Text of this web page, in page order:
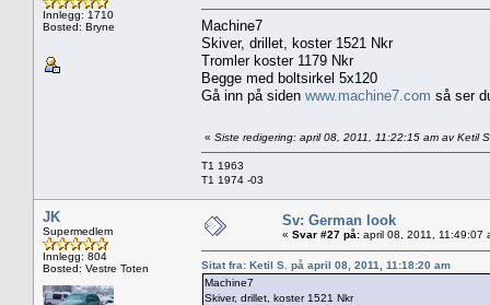
Innlegg: 1710
Bosted: Bryne
Machine7
Skiver, drillet, koster 1521 Nkr
Tromler koster 1179 Nkr
Begge med boltsirkel 5x120
Gå inn på siden www.machine7.com så ser
« Siste redigering: april 08, 2011, 11:22:15 am av Ketil
T1 1963
T1 1974 -03
JK
Supermedlem
Innlegg: 804
Bosted: Vestre Toten
Sv: German look
« Svar #27 på: april 08, 2011, 11:49:07
Sitat fra: Ketil S. på april 08, 2011, 11:18:20 am
Machine7
Skiver, drillet, koster 1521 Nkr